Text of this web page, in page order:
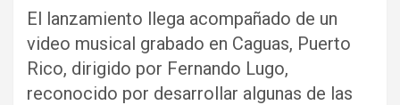
El lanzamiento llega acompañado de un
video musical grabado en Caguas, Puerto
Rico, dirigido por Fernando Lugo,
reconocido por desarrollar algunas de las